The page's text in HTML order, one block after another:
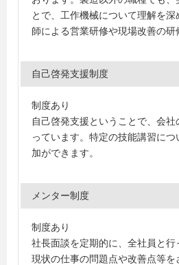
とで、工作機械について理解を
師による営業研修や現場改善の研
自己啓発支援制度
制度あり
自己啓発支援ということで、会
っています。特定の技能講習に
加ができます。
メンター制度
制度あり
社長面談を定期的に、全社員と
現状の仕事の問題点や改善点等